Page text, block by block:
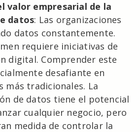
valor empresarial de la
datos: Las organizaciones
datos constantemente.
requiere iniciativas de
digital. Comprender este
desafiante en
más tradicionales. La
de datos tiene el potencial
cualquier negocio, pero
medida de controlar la